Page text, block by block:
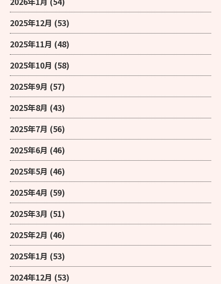
2025年12月 (53)
2025年11月 (48)
2025年10月 (58)
2025年9月 (57)
2025年8月 (43)
2025年7月 (56)
2025年6月 (46)
2025年5月 (46)
2025年4月 (59)
2025年3月 (51)
2025年2月 (46)
2025年1月 (53)
2024年12月 (53)